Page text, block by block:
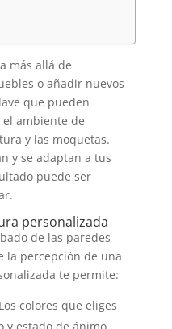
más allá de
o añadir nuevos
que pueden
ambiente de
y las moquetas.
y se adaptan a tus
puede ser
personalizada
de las paredes
la percepción de una
te permite:
colores que eliges